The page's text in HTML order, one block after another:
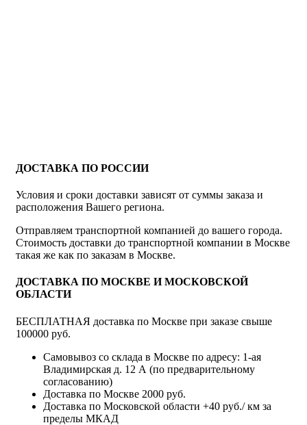
ДОСТАВКА ПО РОССИИ
Условия и сроки доставки зависят от суммы заказа и
расположения Вашего региона.
Отправляем транспортной компанией до вашего города.
Стоимость доставки до транспортной компании в Москве
такая же как по заказам в Москве.
ДОСТАВКА ПО МОСКВЕ И МОСКОВСКОЙ
ОБЛАСТИ
БЕСПЛАТНАЯ доставка по Москве при заказе свыше
100000 руб.
Самовывоз со склада в Москве по адресу: 1-ая
Владимирская д. 12 А (по предварительному
согласованию)
Доставка по Москве 2000 руб.
Доставка по Московской области +40 руб./ км за
пределы МКАД